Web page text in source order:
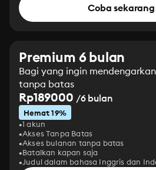
Coba sekarang
Premium 6 bulan
Bagi yang ingin
tanpa batas
Rp189000 /6 bulan
Hemat 19%
1 akun
Akses Tanpa Batas
Akses bulanan tanpa batas
Batalkan kapan saja
Judul dalam bahasa Inggris dan